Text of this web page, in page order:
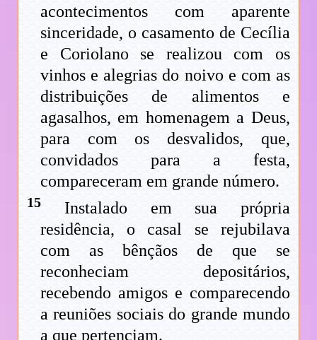
acontecimentos com aparente
sinceridade, o casamento de Cecília
e Coriolano se realizou com os
vinhos e alegrias do noivo e com as
distribuições de alimentos e
agasalhos, em homenagem a Deus,
para com os desvalidos, que,
convidados para a festa,
compareceram em grande número.
15 Instalado em sua própria
residência, o casal se rejubilava
com as bênçãos de que se
reconheciam depositários,
recebendo amigos e comparecendo
a reuniões sociais do grande mundo
a que pertenciam.